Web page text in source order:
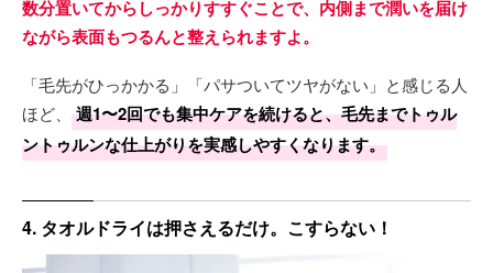
数分置いてからしっかりすすぐことで、内側まで潤いを届け
ながら表面もつるんと整えられますよ。
「毛先がひっかかる」「パサついてツヤがない」と感じる人
ほど、
週1〜2回でも集中ケアを続けると、毛先までトゥル
ントゥルンな仕上がりを実感しやすくなります。
4. タオルドライは押さえるだけ。こすらない！